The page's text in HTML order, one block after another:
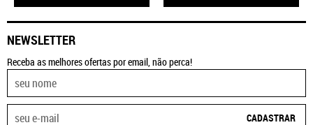
NEWSLETTER
Receba as melhores ofertas por email, não perca!
CADASTRAR